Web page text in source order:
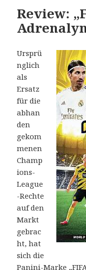
Review:
Ursprü
nglich
als
Ersatz
für die
abhan
den
gekom
menen
Champ
ions-
League
-Rechte
auf den
Markt
gebrac
ht, hat
sich die
Panini-Marke